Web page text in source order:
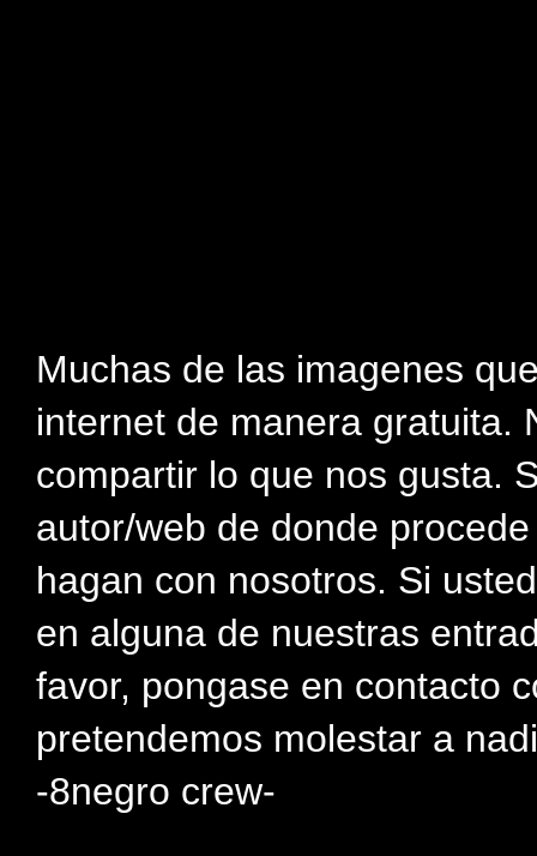
Muchas de las imagenes
internet de manera gratuita.
compartir lo que nos gusta.
autor/web de donde
hagan con nosotros. Si
en alguna de nuestras
favor, pongase en contacto
pretendemos molestar a
-8negro crew-